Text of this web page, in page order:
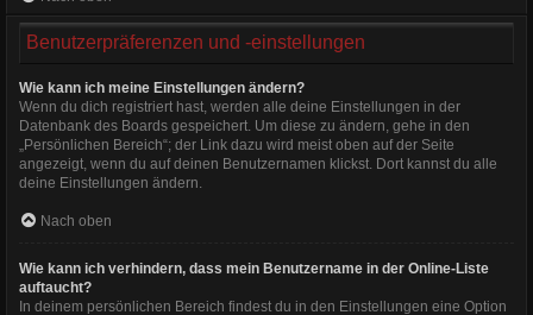
Benutzerpräferenzen und -einstellungen
Wie kann ich meine Einstellungen ändern?
Wenn du dich registriert hast, werden alle deine Einstellungen in der
Datenbank des Boards gespeichert. Um diese zu ändern, gehe in den
„Persönlichen Bereich“; der Link dazu wird meist oben auf der Seite
angezeigt, wenn du auf deinen Benutzernamen klickst. Dort kannst du alle
deine Einstellungen ändern.
Nach oben
Wie kann ich verhindern, dass mein Benutzername in der Online-Liste
auftaucht?
In deinem persönlichen Bereich findest du in den Einstellungen eine Option